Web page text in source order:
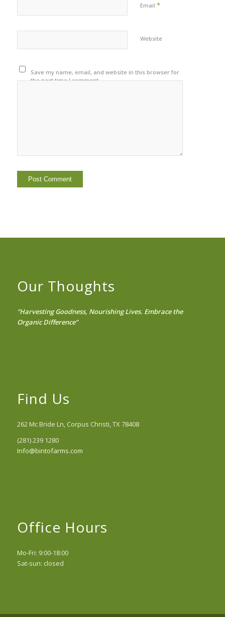
Email *
Website
Save my name, email, and website in this browser for
the next time I comment.
Our Thoughts
“Harvesting Goodness, Nourishing Lives. Embrace the
Organic Difference”
Find Us
262 Mc Bride Ln, Corpus Christi, TX 78408
(281) 239 1280
Info@bintofarms.com
Office Hours
Mo-Fri: 9:00-18:00
Sat-sun: closed